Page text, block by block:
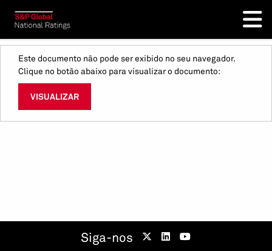
Este documento não pode ser exibido no seu navegador.
Clique no botão abaixo para visualizar o documento:
VISUALIZAR
Siga-nos